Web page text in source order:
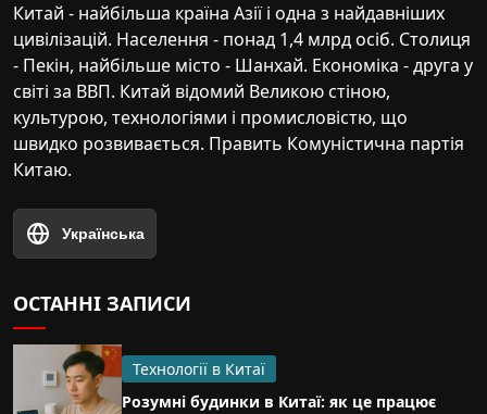
Китай - найбільша країна Азії і одна з найдавніших
цивілізацій. Населення - понад 1,4 млрд осіб. Столиця
- Пекін, найбільше місто - Шанхай. Економіка - друга у
світі за ВВП. Китай відомий Великою стіною,
культурою, технологіями і промисловістю, що
швидко розвивається. Править Комуністична партія
Китаю.
Українська
ОСТАННІ ЗАПИСИ
Технології в Китаї
Розумні будинки в Китаї: як це працює